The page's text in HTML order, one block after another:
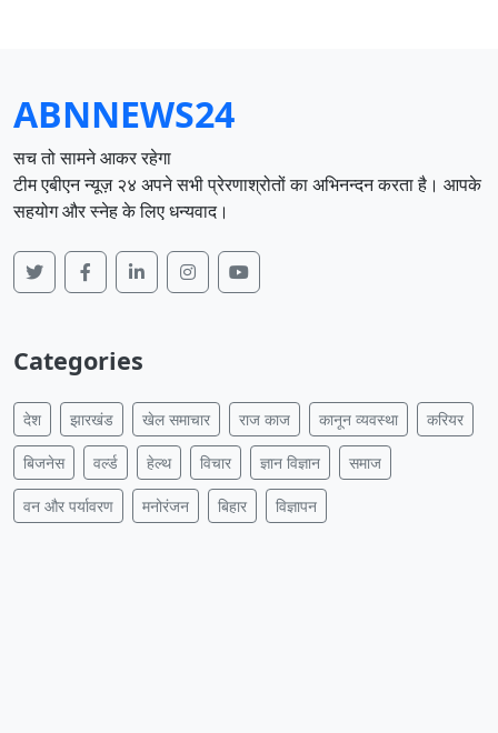
ABNNEWS24
सच तो सामने आकर रहेगा
टीम एबीएन न्यूज़ २४ अपने सभी प्रेरणाश्रोतों का अभिनन्दन करता है। आपके
सहयोग और स्नेह के लिए धन्यवाद।
Categories
देश झारखंड खेल समाचार राज काज कानून व्यवस्था करियर
बिजनेस वर्ल्ड हेल्थ विचार ज्ञान विज्ञान समाज
वन और पर्यावरण मनोरंजन बिहार विज्ञापन